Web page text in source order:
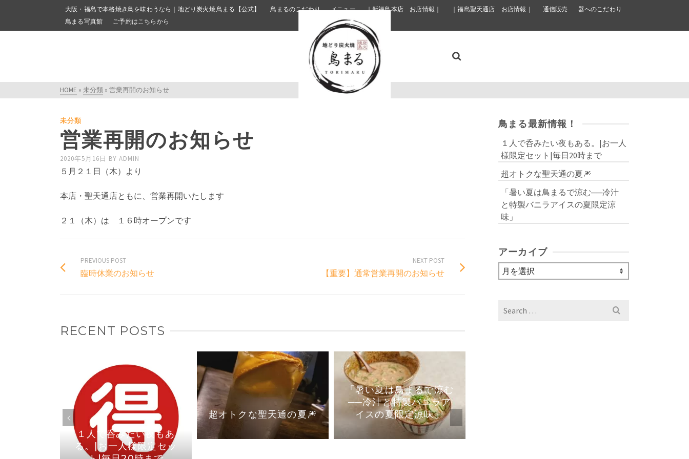
大阪・福島で本格焼き鳥を味わうなら｜地どり炭火焼 鳥まる【公式】 鳥まるのこだわり メニュー ｜新福島本店 お店情報｜ ｜福島聖天通店 お店情報｜ 通信販売
器へのこだわり
鳥まる写真館
ご予約はこちらから
HOME » 未分類 » 営業再開のお知らせ
未分類
営業再開のお知らせ
2020年5月16日 BY ADMIN
５月２１日（木）より
本店・聖天通店ともに、営業再開いたします
２１（木）は １６時オープンです
PREVIOUS POST
臨時休業のお知らせ
NEXT POST
【重要】通常営業再開のお知らせ
RECENT POSTS
１人で呑みたい夜もあ
る。|お一人様限定セッ
超オトクな聖天通の夏🎆
「暑い夏は鳥まるで涼む
──冷汁と特製バニラア
イスの夏限定涼味」
鳥まる最新情報！
１人で呑みたい夜もある。|お一人
様限定セット|毎日20時まで
超オトクな聖天通の夏🎆
「暑い夏は鳥まるで涼む──冷汁
と特製バニラアイスの夏限定涼
味」
アーカイブ
ア
ー
Search